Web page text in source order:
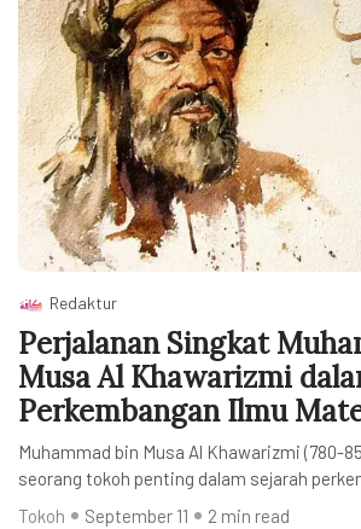
Redaktur
Perjalanan Singkat
Musa Al Khawarizmi
Perkembangan Ilmu
Muhammad bin Musa Al Khawarizmi (780-
seorang tokoh penting dalam sejarah
Tokoh
September 11 2 min read